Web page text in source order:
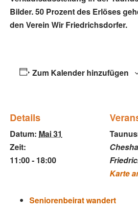
Bilder. 50 Prozent des Erlöses
den Verein Wir Friedrichsdorfer.
Zum Kalender hinzufügen
Details
Datum: Mai 31
Zeit:
11:00 - 18:00
Karte
Seniorenbeirat wandert